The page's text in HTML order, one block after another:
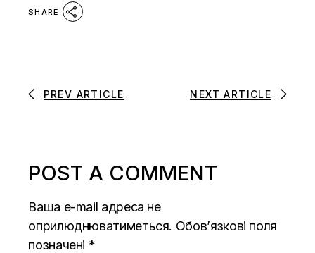
SHARE
PREV ARTICLE NEXT ARTICLE
POST A COMMENT
Ваша e-mail адреса не
оприлюднюватиметься. Обов’язкові поля
позначені *